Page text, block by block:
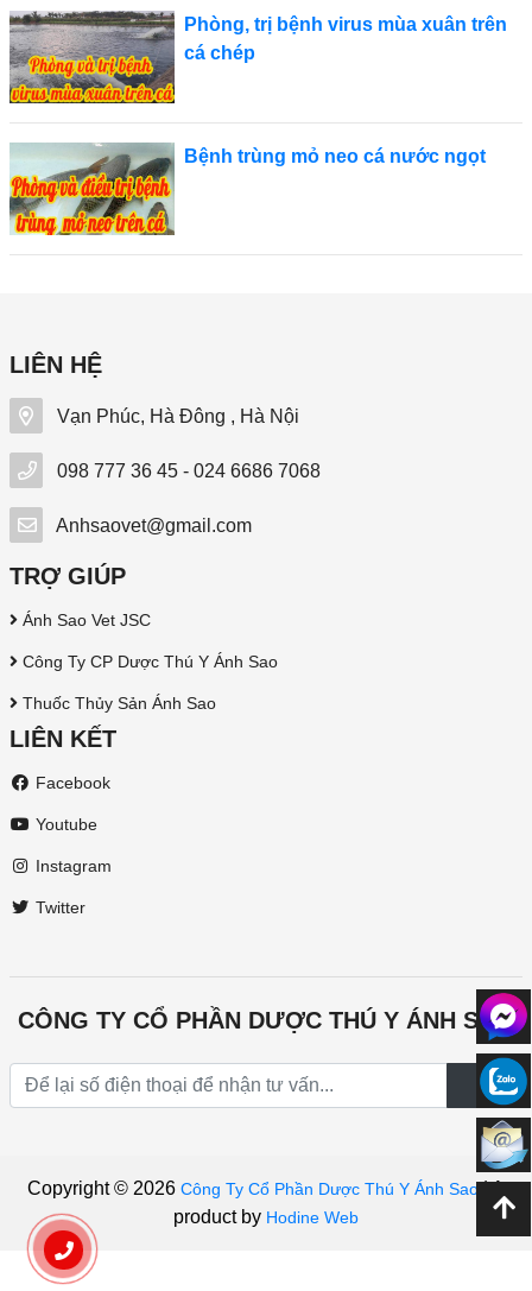
Phòng, trị bệnh virus mùa xuân trên
cá chép
Bệnh trùng mỏ neo cá nước ngọt
LIÊN HỆ
Vạn Phúc, Hà Đông , Hà Nội
098 777 36 45 - 024 6686 7068
Anhsaovet@gmail.com
TRỢ GIÚP
Ánh Sao Vet JSC
Công Ty CP Dược Thú Y Ánh Sao
Thuốc Thủy Sản Ánh Sao
LIÊN KẾT
Facebook
Youtube
Instagram
Twitter
CÔNG TY CỔ PHẦN DƯỢC THÚ Y ÁNH SAO
Copyright © 2026 Công Ty Cổ Phần Dược Thú Y Ánh Sao |A
product by Hodine Web